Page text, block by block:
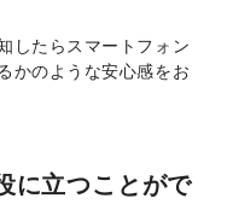
したらスマートフォン
かのような安心感をお
に立つことがで